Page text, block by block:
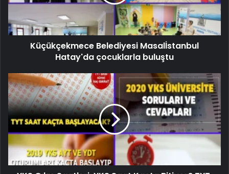
Küçükçekmece Belediyesi Masalİstanbul
Hatay'da çocuklarla buluştu